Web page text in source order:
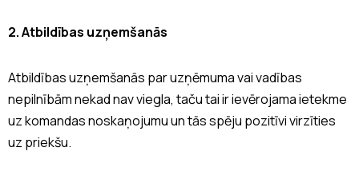
2. Atbildības uzņemšanās
Atbildības uzņemšanās par uzņēmuma vai vadības
nepilnībām nekad nav viegla, taču tai ir ievērojama ietekme
uz komandas noskaņojumu un tās spēju pozitīvi virzīties
uz priekšu.